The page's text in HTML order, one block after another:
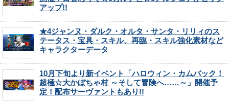
アップ!!
★4ジャンヌ・ダルク・オルタ・サンタ・リリィのス
テータス・宝具・スキル、再臨・スキル強化素材など
キャラクターデータ
10月下旬より新イベント「ハロウィン・カムバック！
超極☆大かぼちゃ村 ～そして冒険へ……～」開催予
定！配布サーヴァントもあり!!